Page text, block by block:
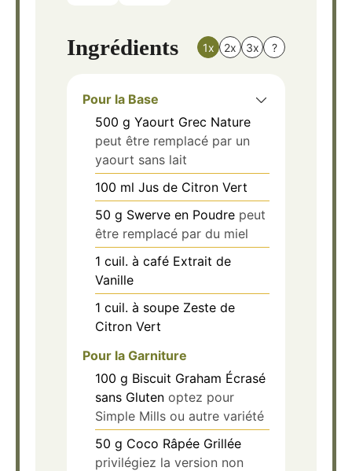
Ingrédients 1x 2x 3x ?
Pour la Base
500 g Yaourt Grec Nature
peut être remplacé par un
yaourt sans lait
100 ml Jus de Citron Vert
50 g Swerve en Poudre peut
être remplacé par du miel
1 cuil. à café Extrait de
Vanille
1 cuil. à soupe Zeste de
Citron Vert
Pour la Garniture
100 g Biscuit Graham Écrasé
sans Gluten optez pour
Simple Mills ou autre variété
50 g Coco Râpée Grillée
privilégiez la version non